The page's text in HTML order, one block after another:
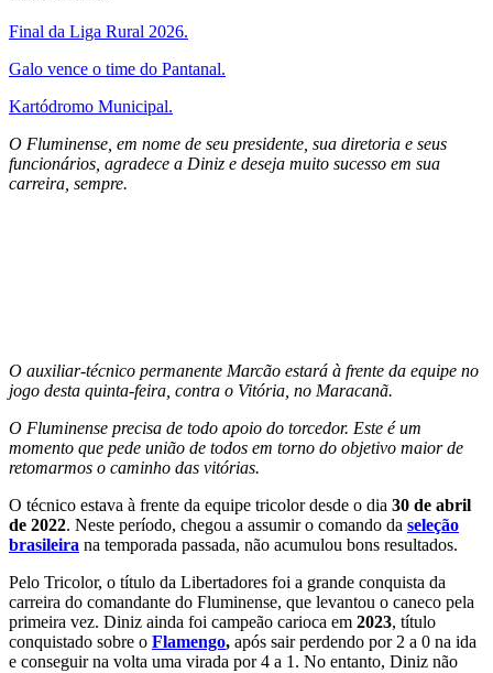
Final da Liga Rural 2026.
Galo vence o time do Pantanal.
Kartódromo Municipal.
O Fluminense, em nome de seu presidente, sua diretoria e seus
funcionários, agradece a Diniz e deseja muito sucesso em sua
carreira, sempre.
O auxiliar-técnico permanente Marcão estará à frente da equipe no
jogo desta quinta-feira, contra o Vitória, no Maracanã.
O Fluminense precisa de todo apoio do torcedor. Este é um
momento que pede união de todos em torno do objetivo maior de
retomarmos o caminho das vitórias.
O técnico estava à frente da equipe tricolor desde o dia 30 de abril
de 2022. Neste período, chegou a assumir o comando da seleção
brasileira na temporada passada, não acumulou bons resultados.
Pelo Tricolor, o título da Libertadores foi a grande conquista da
carreira do comandante do Fluminense, que levantou o caneco pela
primeira vez. Diniz ainda foi campeão carioca em 2023, título
conquistado sobre o Flamengo, após sair perdendo por 2 a 0 na ida
e conseguir na volta uma virada por 4 a 1. No entanto, Diniz não